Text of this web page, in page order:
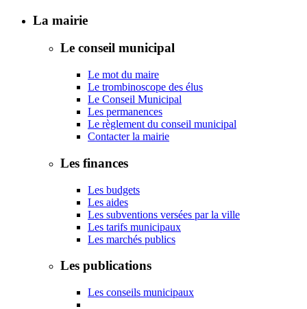
La mairie
Le conseil municipal
Le mot du maire
Le trombinoscope des élus
Le Conseil Municipal
Les permanences
Le règlement du conseil municipal
Contacter la mairie
Les finances
Les budgets
Les aides
Les subventions versées par la ville
Les tarifs municipaux
Les marchés publics
Les publications
Les conseils municipaux